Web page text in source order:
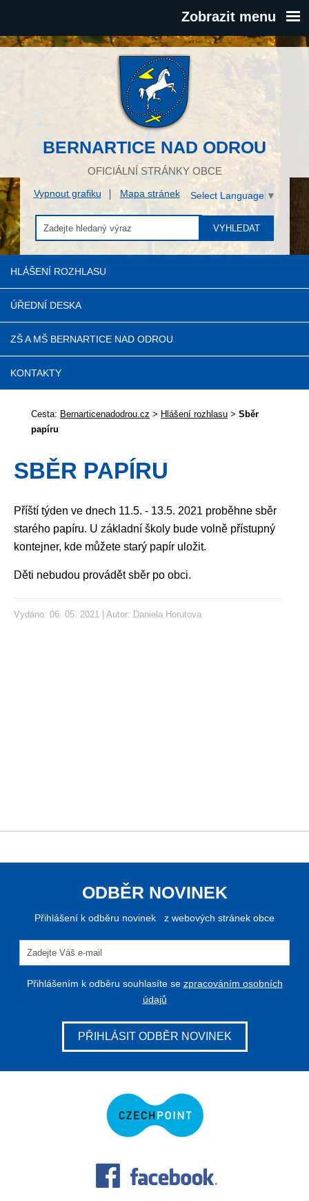
Zobrazit menu
BERNARTICE NAD ODROU
OFICIÁLNÍ STRÁNKY OBCE
Vypnout grafiku Mapa stránek Select Language ▼
VYHLEDAT
HLÁŠENÍ ROZHLASU
ÚŘEDNÍ DESKA
ZŠ A MŠ BERNARTICE NAD ODROU
KONTAKTY
Cesta: Bernarticenadodrou.cz > Hlášení rozhlasu > Sběr
papíru
SBĚR PAPÍRU
Příští týden ve dnech 11.5. - 13.5. 2021 proběhne sběr
starého papíru. U základní školy bude volně přístupný
kontejner, kde můžete starý papír uložit.
Děti nebudou provádět sběr po obci.
Vydáno: 06. 05. 2021 | Autor: Daniela Horutova
ODBĚR NOVINEK
Přihlášení k odběru novinek z webových stránek obce
Přihlášením k odběru souhlasíte se zpracováním osobních
údajů
PŘIHLÁSIT ODBĚR NOVINEK